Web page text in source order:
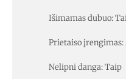
Išimamas dubuo:
Prietaiso
Nelipni danga: Taip